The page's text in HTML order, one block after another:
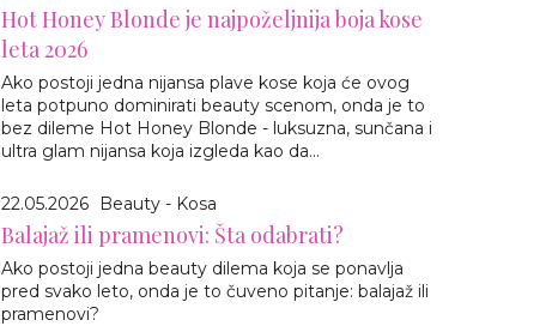
Hot Honey Blonde je najpoželjnija boja kose
leta 2026
Ako postoji jedna nijansa plave kose koja će ovog
leta potpuno dominirati beauty scenom, onda je to
bez dileme Hot Honey Blonde - luksuzna, sunčana i
ultra glam nijansa koja izgleda kao da...
22.05.2026 Beauty - Kosa
Balajaž ili pramenovi: Šta odabrati?
Ako postoji jedna beauty dilema koja se ponavlja
pred svako leto, onda je to čuveno pitanje: balajaž ili
pramenovi?